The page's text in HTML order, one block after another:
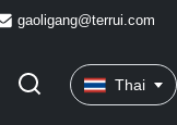
gaoligang@terrui.com
Thai